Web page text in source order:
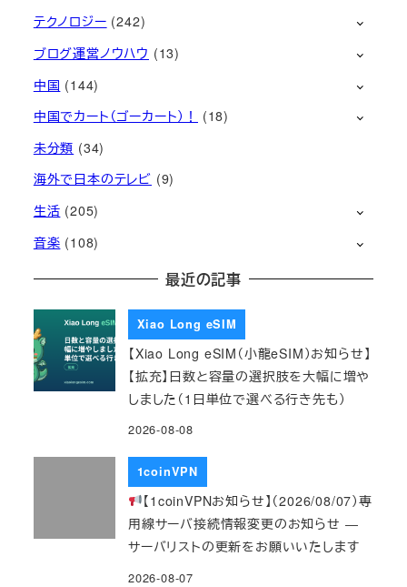
テクノロジー (242)
ブログ運営ノウハウ (13)
中国 (144)
中国でカート（ゴーカート）！
(18)
未分類 (34)
海外で日本のテレビ (9)
生活 (205)
音楽 (108)
最近の記事
Xiao Long eSIM
【Xiao Long eSIM（小龍eSIM）お知らせ】
【拡充】日数と容量の選択肢を大幅に増や
しました（1日単位で選べる行き先も）
2026-08-08
1coinVPN
【1coinVPNお知らせ】（2026/08/07）専
用線サーバ接続情報変更のお知らせ ―
サーバリストの更新をお願いいたします
2026-08-07